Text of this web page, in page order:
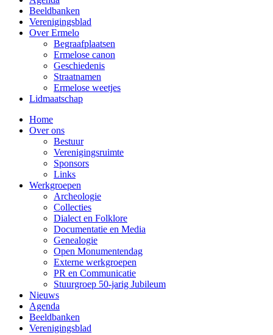
Beeldbanken
Verenigingsblad
Over Ermelo
Begraafplaatsen
Ermelose canon
Geschiedenis
Straatnamen
Ermelose weetjes
Lidmaatschap
Home
Over ons
Bestuur
Verenigingsruimte
Sponsors
Links
Werkgroepen
Archeologie
Collecties
Dialect en Folklore
Documentatie en Media
Genealogie
Open Monumentendag
Externe werkgroepen
PR en Communicatie
Stuurgroep 50-jarig Jubileum
Nieuws
Agenda
Beeldbanken
Verenigingsblad